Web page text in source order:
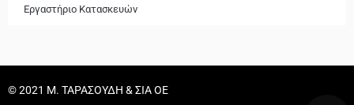
Εργαστήριο Κατασκευών
© 2021 Μ. ΤΑΡΑΣΟΥΔΗ & ΣΙΑ ΟΕ